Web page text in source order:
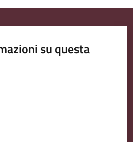
su questa